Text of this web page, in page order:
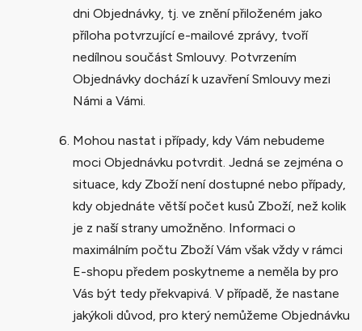
dni Objednávky, tj. ve znění přiloženém jako
příloha potvrzující e-mailové zprávy, tvoří
nedílnou součást Smlouvy. Potvrzením
Objednávky dochází k uzavření Smlouvy mezi
Námi a Vámi.
Mohou nastat i případy, kdy Vám nebudeme
moci Objednávku potvrdit. Jedná se zejména o
situace, kdy Zboží není dostupné nebo případy,
kdy objednáte větší počet kusů Zboží, než kolik
je z naší strany umožněno. Informaci o
maximálním počtu Zboží Vám však vždy v rámci
E-shopu předem poskytneme a neměla by pro
Vás být tedy překvapivá. V případě, že nastane
jakýkoli důvod, pro který nemůžeme Objednávku